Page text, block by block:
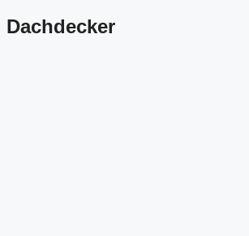
Dachdecker